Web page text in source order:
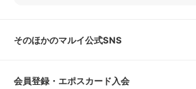
そのほかのマルイ公式SNS
会員登録・エポスカード入会